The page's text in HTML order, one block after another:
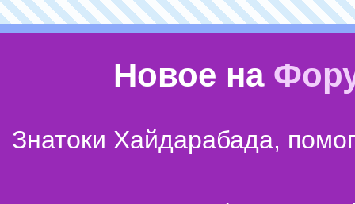
Новое на
Знатоки Хайдарабада,